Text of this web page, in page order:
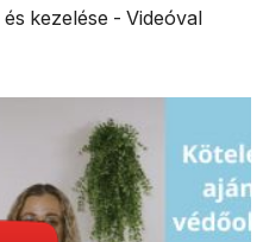
kezelése - Videóval